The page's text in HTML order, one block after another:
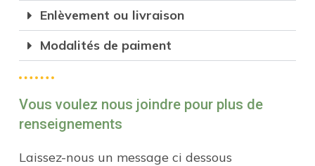
Enlèvement ou livraison
Modalités de paiment
Vous voulez nous joindre pour plus de
renseignements
Laissez-nous un message ci dessous